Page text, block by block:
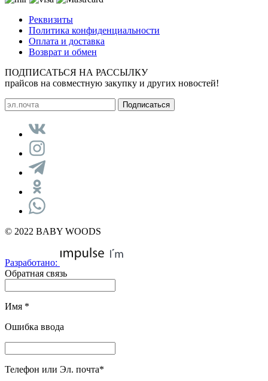
Реквизиты
Политика конфиденциальности
Оплата и доставка
Возврат и обмен
ПОДПИСАТЬСЯ НА РАССЫЛКУ
прайсов на совместную закупку и других новостей!
© 2022 BABY WOODS
Разработано:
Обратная связь
Имя *
Ошибка ввода
Телефон или Эл. почта*